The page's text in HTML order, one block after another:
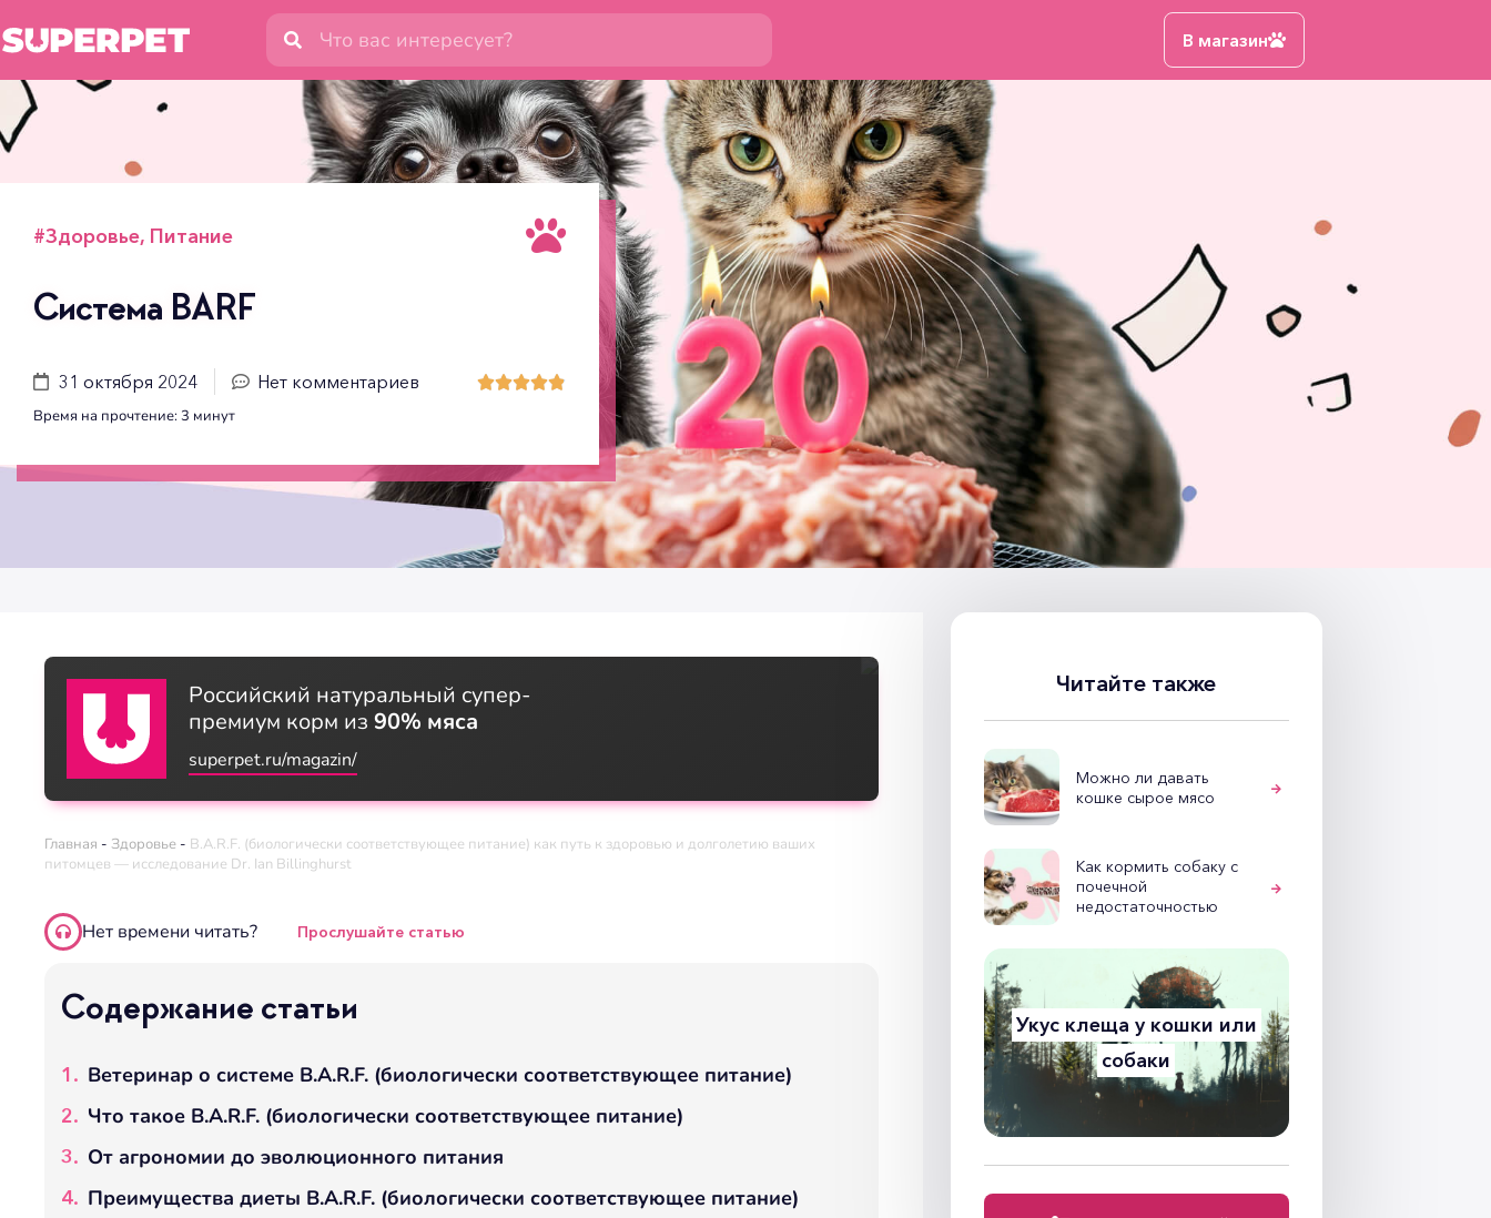
В магазин
#Здоровье, Питание
Система BARF
31 октября 2024 Нет комментариев 
Время на прочтение:3 минут
Российский натуральный супер-
премиум корм из 90% мяса
superpet.ru/magazin/
Главная - Здоровье - B.A.R.F. (биологически соответствующее питание) как путь к здоровью и долголетию ваших
питомцев — исследование Dr. Ian Billinghurst
Нет времени читать? Прослушайте статью
Содержание статьи
Ветеринар о системе B.A.R.F. (биологически соответствующее питание)
Что такое B.A.R.F. (биологически соответствующее питание)
От агрономии до эволюционного питания
Преимущества диеты B.A.R.F. (биологически соответствующее питание)
Читайте также
Можно ли давать
кошке сырое мясо
Как кормить собаку с
почечной
недостаточностью
Укус клеща у кошки или
собаки